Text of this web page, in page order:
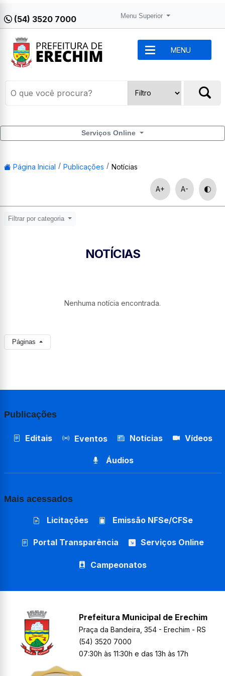
(54) 3520 7000 Menu Superior
MENU
Serviços Online
Página Inicial Publicações Notícias
A+ A-
Filtrar por categoria
NOTÍCIAS
Nenhuma notícia encontrada.
Páginas
Publicações
Editais Eventos Notícias Vídeos
Áudios
Mais acessados
Licitações Emissão NFSe/CFSe
Portal Transparência Serviços Online
Campeonatos
Prefeitura Municipal de Erechim
Praça da Bandeira, 354 - Erechim - RS
(54) 3520 7000
07:30h às 11:30h e das 13h às 17h